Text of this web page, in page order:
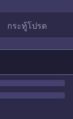
กระทู้โปรด